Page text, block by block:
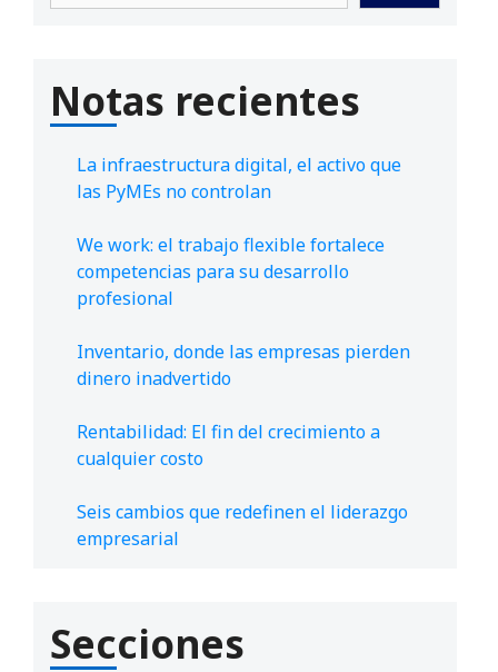
Notas recientes
La infraestructura digital, el activo que
las PyMEs no controlan
We work: el trabajo flexible fortalece
competencias para su desarrollo
profesional
Inventario, donde las empresas pierden
dinero inadvertido
Rentabilidad: El fin del crecimiento a
cualquier costo
Seis cambios que redefinen el liderazgo
empresarial
Secciones